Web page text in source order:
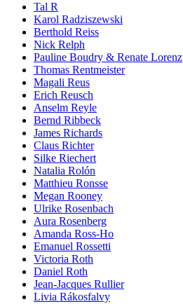
Tal R
Karol Radziszewski
Berthold Reiss
Nick Relph
Pauline Boudry & Renate Lorenz
Thomas Rentmeister
Magali Reus
Erich Reusch
Anselm Reyle
Bernd Ribbeck
James Richards
Claus Richter
Silke Riechert
Natalia Rolón
Matthieu Ronsse
Megan Rooney
Ulrike Rosenbach
Aura Rosenberg
Amanda Ross-Ho
Emanuel Rossetti
Victoria Roth
Daniel Roth
Jean-Jacques Rullier
Livia Rákosfalvy